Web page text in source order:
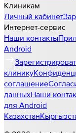
Клиникам
Личный кабинет
Интернет-сервис
Наши контакты
Android
клинику
соглашение
данныхНаши
для Android
Казахстан